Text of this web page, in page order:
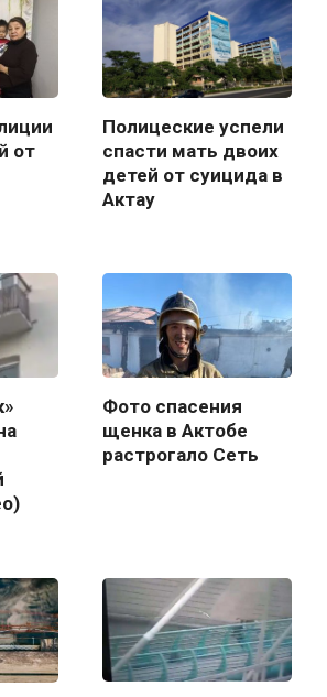
от
Полицеские успели
спасти мать двоих
детей от суицида в
Актау
Фото спасения
щенка в Актобе
растрогало Сеть